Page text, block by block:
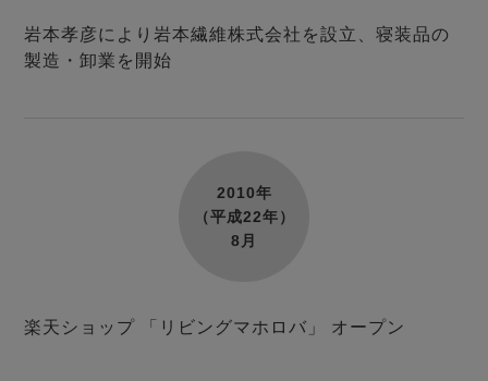
岩本孝彦により岩本繊維株式会社を設立、寝装品の
製造・卸業を開始
2010年
（平成22年）
8月
楽天ショップ 「リビングマホロバ」 オープン